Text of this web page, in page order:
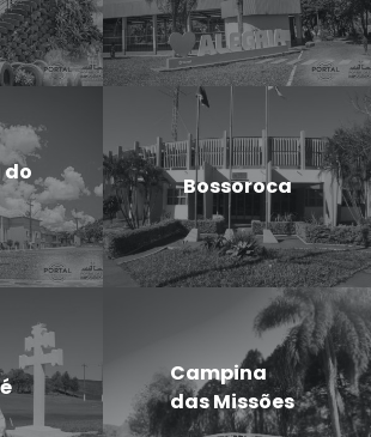
do
Bossoroca
Campina
das Missões